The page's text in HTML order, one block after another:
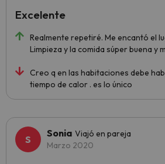
Realmente repetiré. Me encantó el
Limpieza y la comida súper buena y
Creo q en las habitaciones debe
tiempo de calor . es lo único
Excelente
Sonia Viajó en pareja
Marzo 2020